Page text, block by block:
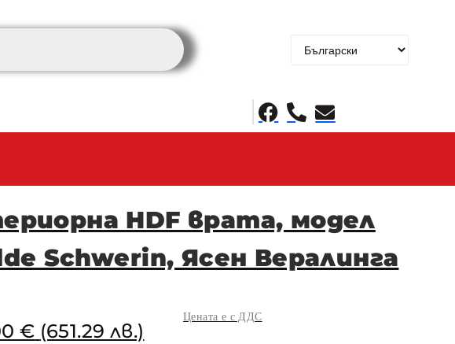
HDF врата, модел
Schwerin, Ясен Вералинга
€ (651.29 лв.)
Цената е с ДДС